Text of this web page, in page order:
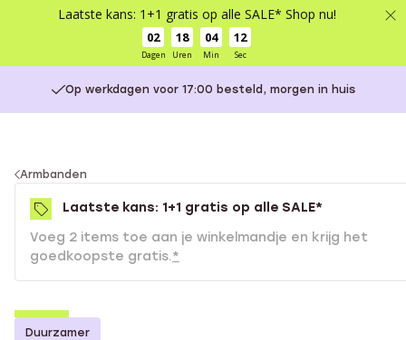
Laatste kans: 1+1 gratis op alle SALE* Shop nu!
02
Dagen
18
Uren
04
Min
12
Sec
Op werkdagen voor 17:00 besteld, morgen in huis
You
are
here:
Armbanden
Laatste kans: 1+1 gratis op alle SALE*
Voeg 2 items toe aan je winkelmandje en krijg het
goedkoopste gratis.*
-50%
Duurzamer